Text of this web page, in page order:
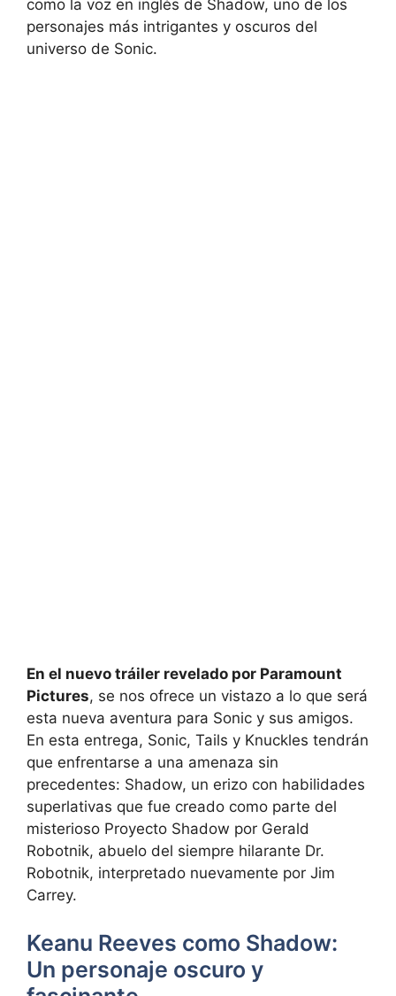
como la voz en inglés de Shadow, uno de los
personajes más intrigantes y oscuros del
universo de Sonic.
En el nuevo tráiler revelado por Paramount
Pictures, se nos ofrece un vistazo a lo que será
esta nueva aventura para Sonic y sus amigos.
En esta entrega, Sonic, Tails y Knuckles tendrán
que enfrentarse a una amenaza sin
precedentes: Shadow, un erizo con habilidades
superlativas que fue creado como parte del
misterioso Proyecto Shadow por Gerald
Robotnik, abuelo del siempre hilarante Dr.
Robotnik, interpretado nuevamente por Jim
Carrey.
Keanu Reeves como Shadow:
Un personaje oscuro y